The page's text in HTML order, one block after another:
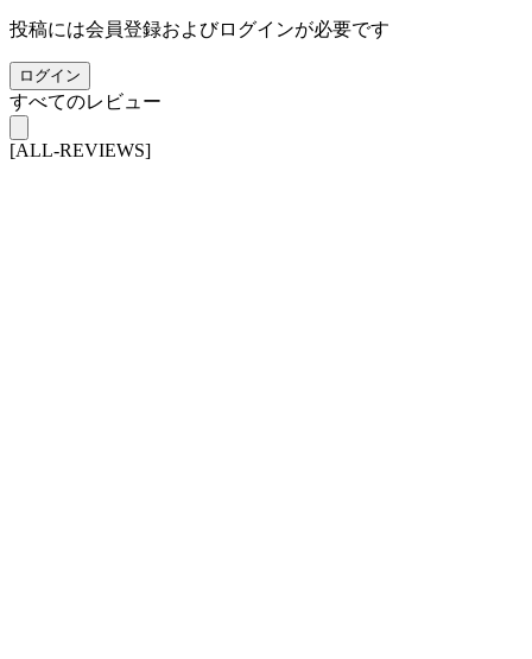
投稿には会員登録およびログインが必要です
ログイン
すべてのレビュー
[ALL-REVIEWS]